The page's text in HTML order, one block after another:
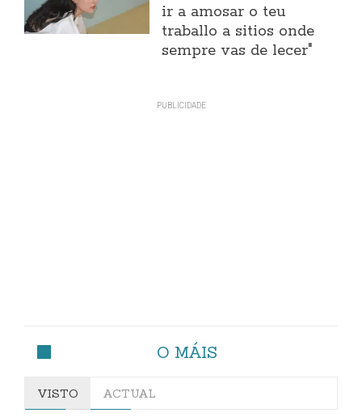
ir a amosar o teu
traballo a sitios onde
sempre vas de lecer"
O MÁIS
VISTO ACTUAL